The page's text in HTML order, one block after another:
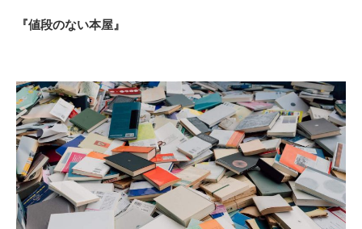
『値段のない本屋』